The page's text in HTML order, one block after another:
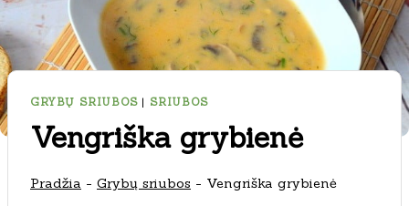
GRYBŲ SRIUBOS | SRIUBOS
Vengriška grybienė
Pradžia - Grybų sriubos - Vengriška grybienė